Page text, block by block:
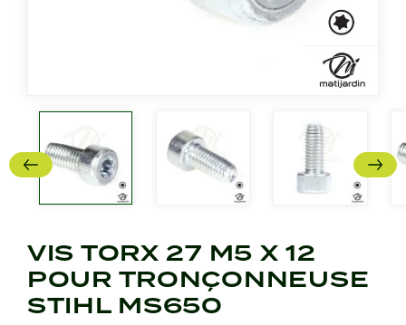
VIS TORX 27 M5 X 12
POUR TRONÇONNEUSE
STIHL MS650